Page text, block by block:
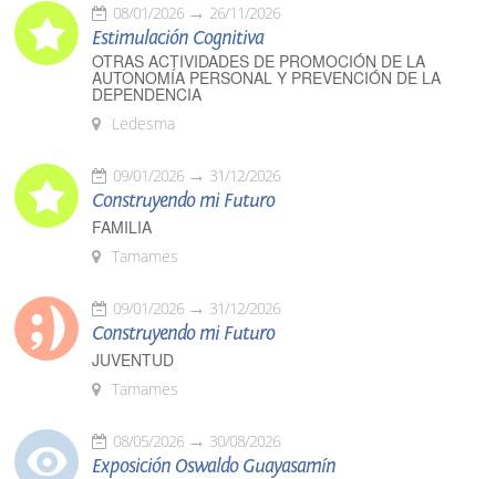
08/01/2026 26/11/2026
Estimulación Cognitiva
OTRAS ACTIVIDADES DE PROMOCIÓN DE LA
AUTONOMÍA PERSONAL Y PREVENCIÓN DE LA
DEPENDENCIA
Ledesma
09/01/2026 31/12/2026
Construyendo mi Futuro
FAMILIA
Tamames
09/01/2026 31/12/2026
Construyendo mi Futuro
JUVENTUD
Tamames
08/05/2026 30/08/2026
Exposición Oswaldo Guayasamín